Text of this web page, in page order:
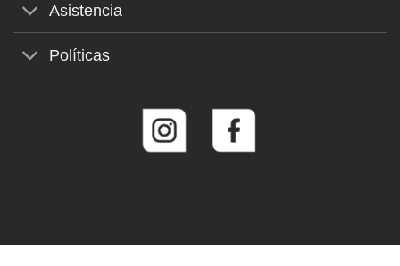
Asistencia
Políticas